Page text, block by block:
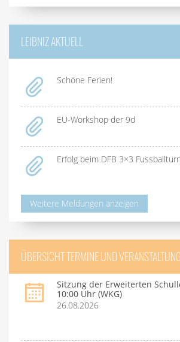
LEIBNIZ AKTUELL
Schöne Ferien!
EU-Workshop der 9d
Erfolg beim DFB 3×3
Weitere Meldungen anzeigen
ÜBERSICHT TERMINE UND
Sitzung der Erweiterten
10:00 Uhr (WKG)
26.08.2026